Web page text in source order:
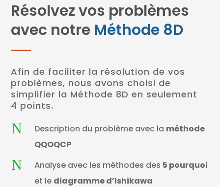
Résolvez vos problèmes
avec notre Méthode 8D
Afin de faciliter la résolution de vos
problèmes, nous avons choisi de
simplifier la Méthode 8D en seulement
4 points.
N Description du problème avec la méthode
QQOQCP
N Analyse avec les méthodes des 5 pourquoi
et le diagramme d’Ishikawa